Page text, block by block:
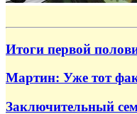
Итоги первой
Мартин: Уже тот
Заключительный